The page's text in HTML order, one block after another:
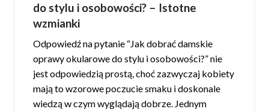
do stylu i osobowości? – Istotne
wzmianki
Odpowiedź na pytanie “Jak dobrać damskie
oprawy okularowe do stylu i osobowości?” nie
jest odpowiedzią prostą, choć zazwyczaj kobiety
mają to wzorowe poczucie smaku i doskonale
wiedzą w czym wyglądają dobrze. Jednym